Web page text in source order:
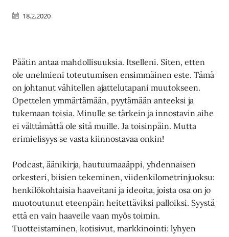
18.2.2020
Päätin antaa mahdollisuuksia. Itselleni. Siten, etten
ole unelmieni toteutumisen ensimmäinen este. Tämä
on johtanut vähitellen ajattelutapani muutokseen.
Opettelen ymmärtämään, pyytämään anteeksi ja
tukemaan toisia. Minulle se tärkein ja innostavin aihe
ei välttämättä ole sitä muille. Ja toisinpäin. Mutta
erimielisyys se vasta kiinnostavaa onkin!
Podcast, äänikirja, hautuumaaäppi, yhdennaisen
orkesteri, biisien tekeminen, viidenkilometrinjuoksu:
henkilökohtaisia haaveitani ja ideoita, joista osa on jo
muotoutunut eteenpäin heitettäviksi palloiksi. Syystä
että en vain haaveile vaan myös toimin.
Tuotteistaminen, kotisivut, markkinointi: lyhyen